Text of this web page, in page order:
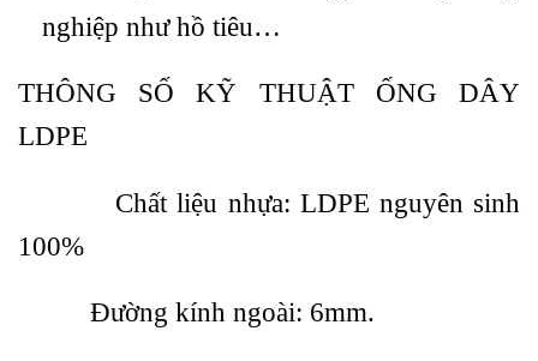
nghiệp như hồ tiêu…
THÔNG SỐ KỸ THUẬT ỐNG DÂY
LDPE
Chất liệu nhựa: LDPE nguyên sinh
100%
Đường kính ngoài: 6mm.